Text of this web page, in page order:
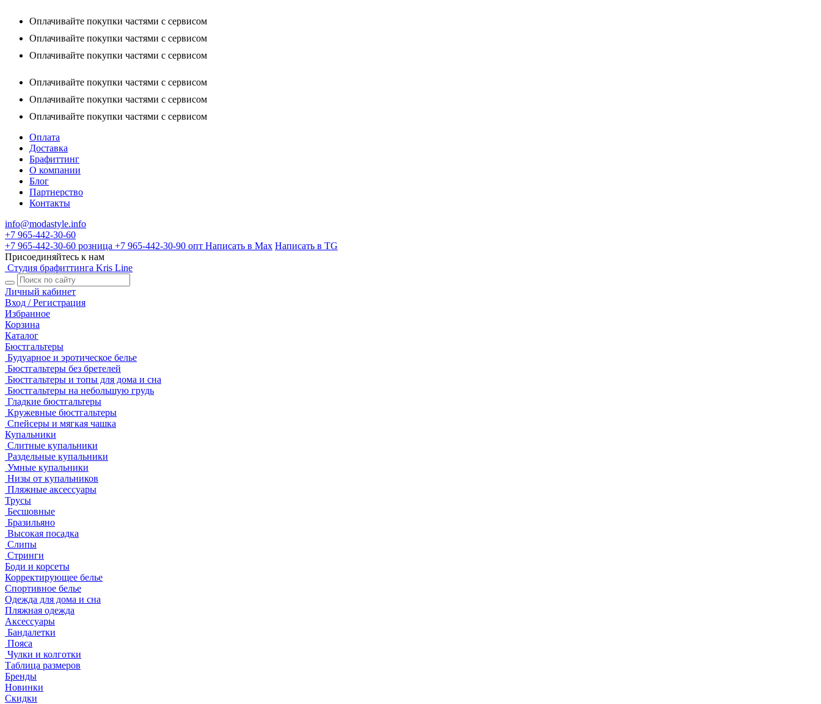
Оплачивайте покупки частями с сервисом
Оплачивайте покупки частями с сервисом
Оплачивайте покупки частями с сервисом
Оплачивайте покупки частями с сервисом
Оплачивайте покупки частями с сервисом
Оплачивайте покупки частями с сервисом
Оплата
Доставка
Брафиттинг
О компании
Блог
Партнерство
Контакты
info@modastyle.info
+7 965-442-30-60
+7 965-442-30-60 розница +7 965-442-30-90 опт Написать в Max Написать в TG
Присоединяйтесь к нам
Студия брафиттинга Kris Line
Личный кабинет
Вход / Регистрация
Избранное
Корзина
Каталог
Бюстгальтеры
Будуарное и эротическое белье
Бюстгальтеры без бретелей
Бюстгальтеры и топы для дома и сна
Бюстгальтеры на небольшую грудь
Гладкие бюстгальтеры
Кружевные бюстгальтеры
Спейсеры и мягкая чашка
Купальники
Слитные купальники
Раздельные купальники
Умные купальники
Низы от купальников
Пляжные аксессуары
Трусы
Бесшовные
Бразильяно
Высокая посадка
Слипы
Стринги
Боди и корсеты
Корректирующее белье
Спортивное белье
Одежда для дома и сна
Пляжная одежда
Аксессуары
Бандалетки
Пояса
Чулки и колготки
Таблица размеров
Бренды
Новинки
Скидки